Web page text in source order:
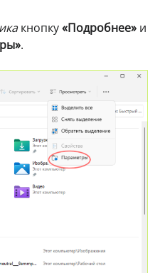
кнопку«Подробнее» и
.